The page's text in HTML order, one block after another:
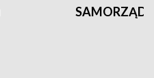
SAMORZĄD